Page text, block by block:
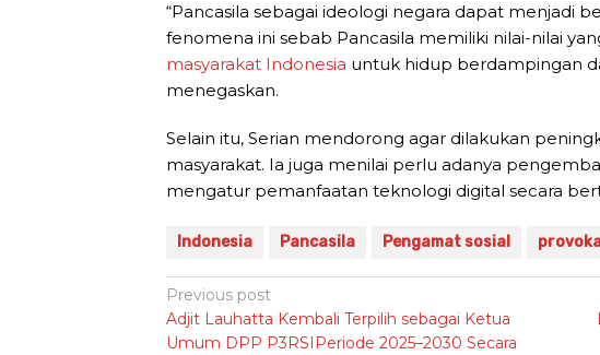
“Pancasila sebagai ideologi negara dapat menjadi
fenomena ini sebab Pancasila memiliki nilai-nilai
masyarakat Indonesia untuk hidup berdampingan
menegaskan.
Selain itu, Serian mendorong agar dilakukan
masyarakat. Ia juga menilai perlu adanya
mengatur pemanfaatan teknologi digital secara
Indonesia Pancasila Pengamat sosial
Post
navigation
Previous post
Adjit Lauhatta Kembali Terpilih sebagai Ketua
Umum DPP P3RSIPeriode 2025–2030 Secara